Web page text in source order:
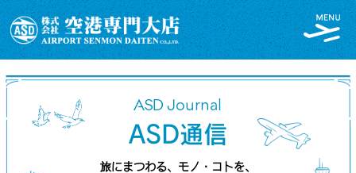
ASD Journal
ASD通信
旅にまつわる、モノ・コトを、